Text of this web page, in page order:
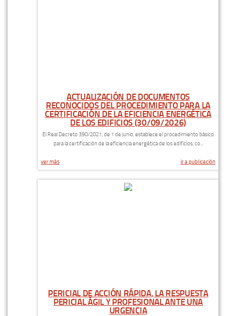
ACTUALIZACIÓN DE DOCUMENTOS
RECONOCIDOS DEL PROCEDIMIENTO PARA LA
CERTIFICACIÓN DE LA EFICIENCIA ENERGÉTICA
DE LOS EDIFICIOS (30/09/2026)
El Real Decreto 390/2021, de 1 de junio, establece el procedimiento básico
para la certificación de la eficiencia energética de los edificios, co...
ver más ir a publicación
PERICIAL DE ACCIÓN RÁPIDA, LA RESPUESTA
PERICIAL ÁGIL Y PROFESIONAL ANTE UNA
URGENCIA